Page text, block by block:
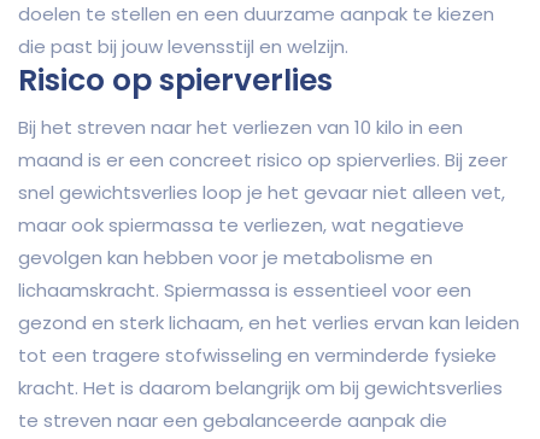
doelen te stellen en een duurzame aanpak te kiezen
die past bij jouw levensstijl en welzijn.
Risico op spierverlies
Bij het streven naar het verliezen van 10 kilo in een
maand is er een concreet risico op spierverlies. Bij zeer
snel gewichtsverlies loop je het gevaar niet alleen vet,
maar ook spiermassa te verliezen, wat negatieve
gevolgen kan hebben voor je metabolisme en
lichaamskracht. Spiermassa is essentieel voor een
gezond en sterk lichaam, en het verlies ervan kan leiden
tot een tragere stofwisseling en verminderde fysieke
kracht. Het is daarom belangrijk om bij gewichtsverlies
te streven naar een gebalanceerde aanpak die